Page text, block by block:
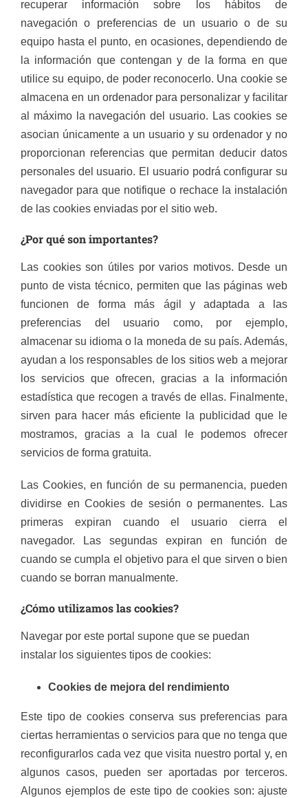
recuperar información sobre los hábitos de
navegación o preferencias de un usuario o de su
equipo hasta el punto, en ocasiones, dependiendo de
la información que contengan y de la forma en que
utilice su equipo, de poder reconocerlo. Una cookie se
almacena en un ordenador para personalizar y facilitar
al máximo la navegación del usuario. Las cookies se
asocian únicamente a un usuario y su ordenador y no
proporcionan referencias que permitan deducir datos
personales del usuario. El usuario podrá configurar su
navegador para que notifique o rechace la instalación
de las cookies enviadas por el sitio web.
¿Por qué son importantes?
Las cookies son útiles por varios motivos. Desde un
punto de vista técnico, permiten que las páginas web
funcionen de forma más ágil y adaptada a las
preferencias del usuario como, por ejemplo,
almacenar su idioma o la moneda de su país. Además,
ayudan a los responsables de los sitios web a mejorar
los servicios que ofrecen, gracias a la información
estadística que recogen a través de ellas. Finalmente,
sirven para hacer más eficiente la publicidad que le
mostramos, gracias a la cual le podemos ofrecer
servicios de forma gratuita.
Las Cookies, en función de su permanencia, pueden
dividirse en Cookies de sesión o permanentes. Las
primeras expiran cuando el usuario cierra el
navegador. Las segundas expiran en función de
cuando se cumpla el objetivo para el que sirven o bien
cuando se borran manualmente.
¿Cómo utilizamos las cookies?
Navegar por este portal supone que se puedan
instalar los siguientes tipos de cookies:
Cookies de mejora del rendimiento
Este tipo de cookies conserva sus preferencias para
ciertas herramientas o servicios para que no tenga que
reconfigurarlos cada vez que visita nuestro portal y, en
algunos casos, pueden ser aportadas por terceros.
Algunos ejemplos de este tipo de cookies son: ajuste